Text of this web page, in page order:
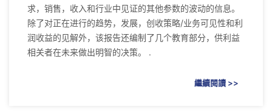
求，销售，收入和行业中见证的其他参数的波动的信息。
除了对正在进行的趋势，发展，创收策略/业务可见性和利
润收益的见解外，该报告还编制了几个教育部分，供利益
相关者在未来做出明智的决策。 .
繼續閱讀 >>